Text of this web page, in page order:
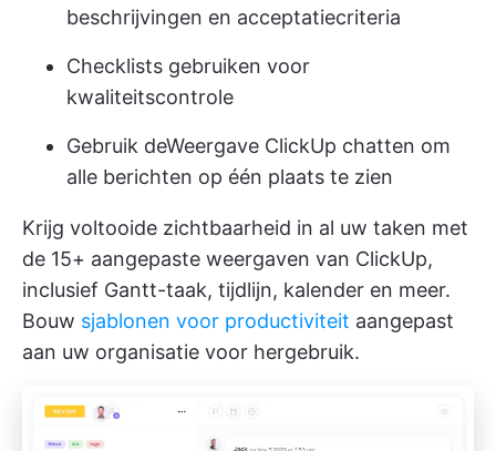
beschrijvingen en acceptatiecriteria
Checklists gebruiken voor
kwaliteitscontrole
Gebruik deWeergave ClickUp chatten om
alle berichten op één plaats te zien
Krijg voltooide zichtbaarheid in al uw taken met
de 15+ aangepaste weergaven van ClickUp,
inclusief Gantt-taak, tijdlijn, kalender en meer.
Bouw sjablonen voor productiviteit aangepast
aan uw organisatie voor hergebruik.